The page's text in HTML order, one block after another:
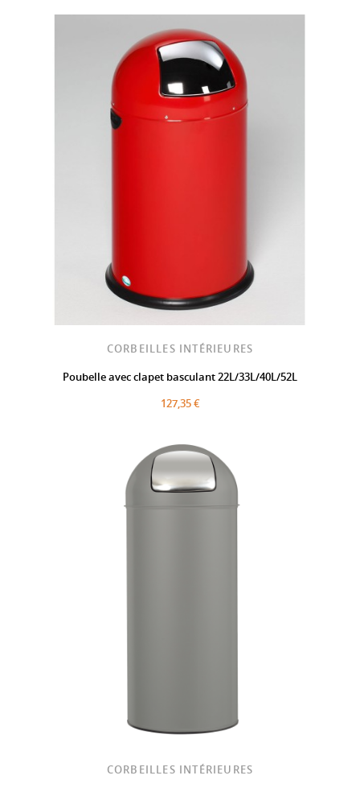
CORBEILLES INTÉRIEURES
Poubelle avec clapet basculant 22L/33L/40L/52L
127,35 €
CORBEILLES INTÉRIEURES